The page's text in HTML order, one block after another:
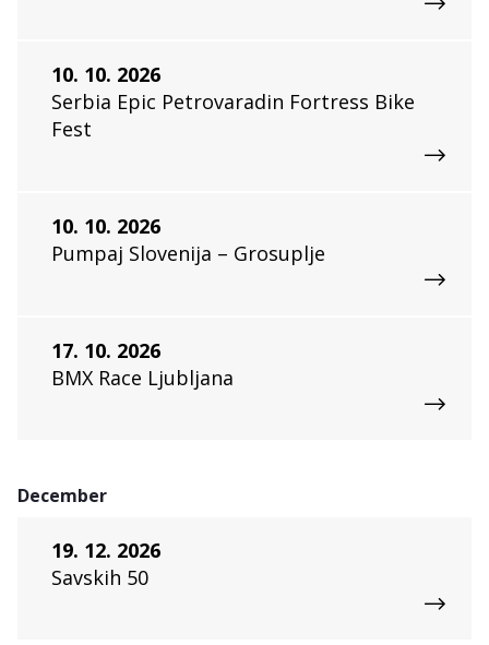
10. 10. 2026
Serbia Epic Petrovaradin Fortress Bike
Fest
10. 10. 2026
Pumpaj Slovenija – Grosuplje
17. 10. 2026
BMX Race Ljubljana
December
19. 12. 2026
Savskih 50